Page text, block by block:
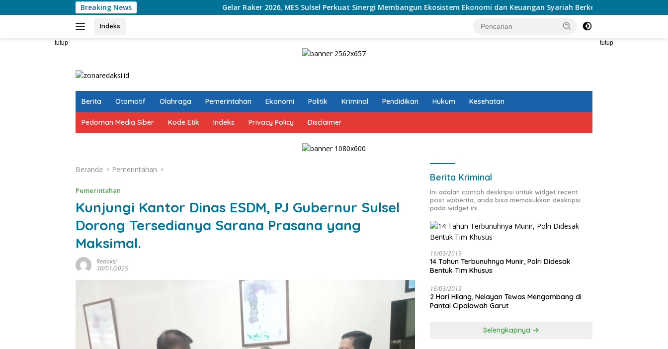
ke
Breaking News Gelar Raker 2026, MES Sulsel Perkuat Sinergi Membangun Ekosistem Ekonomi dan Keuangan Syariah Berkelanjutan
Indeks
tutup tutup
Berita Otomotif Olahraga Pemerintahan Ekonomi Politik Kriminal Pendidikan Hukum Kesehatan
Pedoman Media Siber Kode Etik Indeks Privacy Policy Disclaimer
Beranda Pemerintahan
Pemerintahan
Kunjungi Kantor Dinas ESDM, PJ Gubernur Sulsel
Dorong Tersedianya Sarana Prasana yang
Maksimal.
Redaksi
30/01/2025
Berita Kriminal
Ini adalah contoh deskripsi untuk widget recent
post wpberita, anda bisa memasukkan deskripsi
pada widget ini.
16/03/2019
14 Tahun Terbunuhnya Munir, Polri Didesak
Bentuk Tim Khusus
16/03/2019
2 Hari Hilang, Nelayan Tewas Mengambang di
Pantai Cipalawah Garut
Selengkapnya